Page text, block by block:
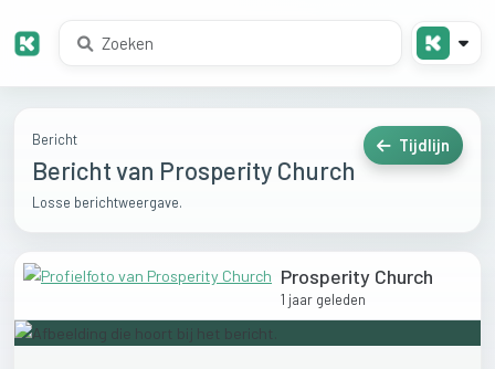
Bericht
Bericht van Prosperity Church
Losse berichtweergave.
Tijdlijn
Prosperity Church
1 jaar geleden